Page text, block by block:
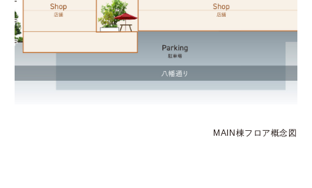
MAIN棟フロア概念図